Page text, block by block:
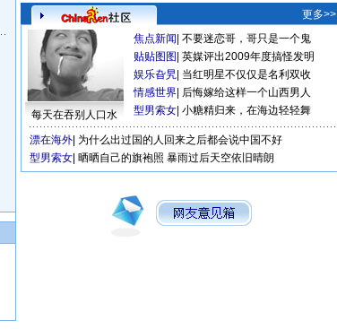
更多>>
每天在吞别人口水
焦点新闻 不要迷恋哥，哥只是一个鬼
贴贴图图 英媒评出2009年度搞怪发明
娱乐旮旯 当红明星不仅仅是名利双收
情感世界 后悔嫁给这样一个山西男人
型男索女 小糖精归来，在海边轻轻舞
漂在海外 为什么出过国的人回来之后都会说中国不好
型男索女 晒晒自己的旗袍照 暴雨过后天空依旧晴朗